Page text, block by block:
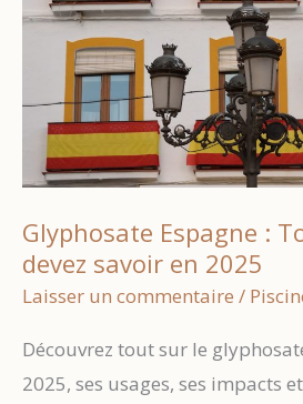
foyer
2025
Glyphosate Espagne :
devez savoir en 2025
Laisser un commentaire /
Découvrez tout sur le
2025, ses usages, ses impacts